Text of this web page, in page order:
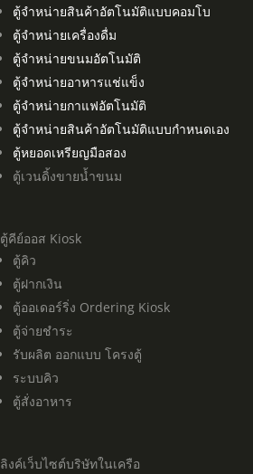
ตู้จำหน่ายสินค้าอัตโนมัติแบบคอมโบ
ตู้จำหน่ายเครื่องดื่ม
ตู้จำหน่ายขนมอัตโนมัติ
ตู้จำหน่ายอาหารแช่แข็ง
ตู้จำหน่ายกาแฟอัตโนมัติ
ตู้จำหน่ายสินค้าอัตโนมัติแบบกำหนดเอง
ตู้หยอดเหรียญมือสอง
ตู้เวนดิ้งขายน้ำขนม
ตู้คีย์ออส Kiosk
ตู้คิว
ตู้ฝากเงิน
ตู้ออเดอร์ริ่ง Ordering Kiosk
ตู้จ่ายชำระ
รับผลิต ออกแบบ โครงตู้
ระบบคิว
ตู้สั่งอาหาร
ลิงค์เว็บไซต์บริษัทในเครือ